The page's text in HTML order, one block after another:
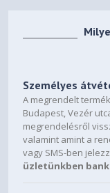
Személyes
A megrendelt
Budapest, Vezér
megrendelésről
valamint amint a
vagy SMS-ben
üzletünkben